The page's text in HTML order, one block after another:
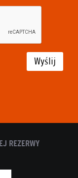
Wyślij
REZERWY